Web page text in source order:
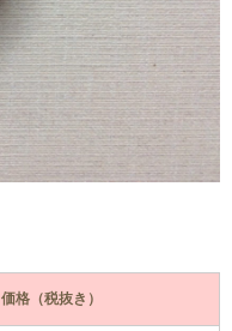
価格（税抜き）